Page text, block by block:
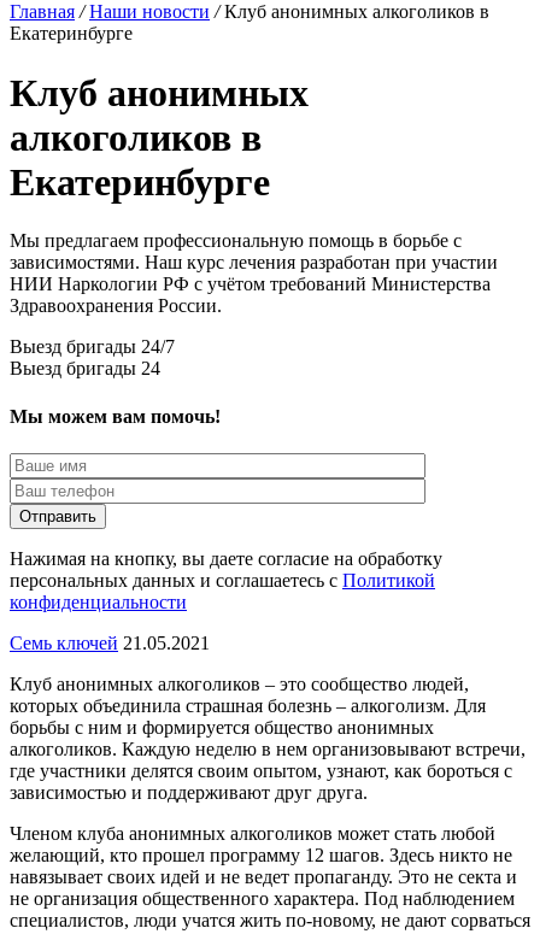
Главная / Наши новости / Клуб анонимных алкоголиков в
Екатеринбурге
Клуб анонимных
алкоголиков в
Екатеринбурге
Мы предлагаем профессиональную помощь в борьбе с
зависимостями. Наш курс лечения разработан при участии
НИИ Наркологии РФ с учётом требований Министерства
Здравоохранения России.
Выезд бригады 24/7
Выезд бригады 24
Мы можем вам помочь!
Отправить
Нажимая на кнопку, вы даете согласие на обработку
персональных данных и соглашаетесь с Политикой
конфиденциальности
Семь ключей 21.05.2021
Клуб анонимных алкоголиков – это сообщество людей,
которых объединила страшная болезнь – алкоголизм. Для
борьбы с ним и формируется общество анонимных
алкоголиков. Каждую неделю в нем организовывают встречи,
где участники делятся своим опытом, узнают, как бороться с
зависимостью и поддерживают друг друга.
Членом клуба анонимных алкоголиков может стать любой
желающий, кто прошел программу 12 шагов. Здесь никто не
навязывает своих идей и не ведет пропаганду. Это не секта и
не организация общественного характера. Под наблюдением
специалистов, люди учатся жить по-новому, не дают сорваться